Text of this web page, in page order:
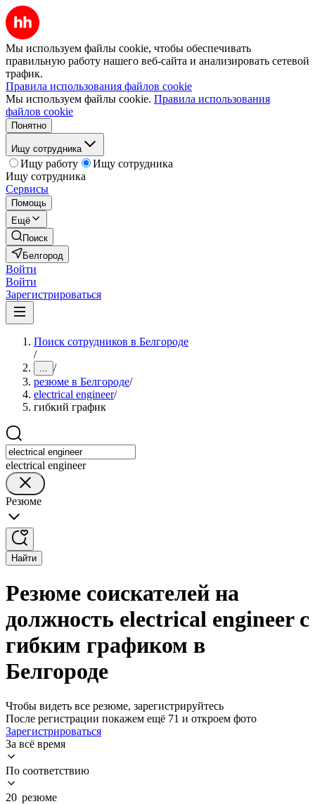
Мы используем файлы cookie, чтобы обеспечивать
правильную работу нашего веб-сайта и анализировать сетевой
трафик.
Правила использования файлов cookie
Мы используем файлы cookie. Правила использования
файлов cookie
Понятно
Ищу сотрудника
Ищу работу
Ищу сотрудника
Ищу сотрудника
Сервисы
Помощь
Ещё
Поиск
Белгород
Войти
Войти
Зарегистрироваться
Поиск сотрудников в Белгороде
/
... /
резюме в Белгороде/
electrical engineer/
гибкий график
electrical engineer
Резюме
Найти
Резюме соискателей на
должность electrical engineer с
гибким графиком в
Белгороде
Чтобы видеть все резюме, зарегистрируйтесь
После регистрации покажем ещё 71 и откроем фото
Зарегистрироваться
За всё время
По соответствию
20 резюме